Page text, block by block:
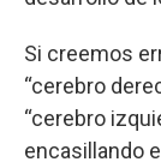
Si creemos
“cerebro
“cerebro
encasillando